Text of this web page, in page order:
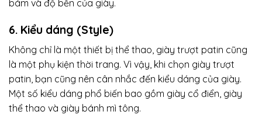
bám và độ bền của giày.
6. Kiểu dáng (Style)
Không chỉ là một thiết bị thể thao, giày trượt patin cũng
là một phụ kiện thời trang. Vì vậy, khi chọn giày trượt
patin, bạn cũng nên cân nhắc đến kiểu dáng của giày.
Một số kiểu dáng phổ biến bao gồm giày cổ điển, giày
thể thao và giày bánh mì tông.